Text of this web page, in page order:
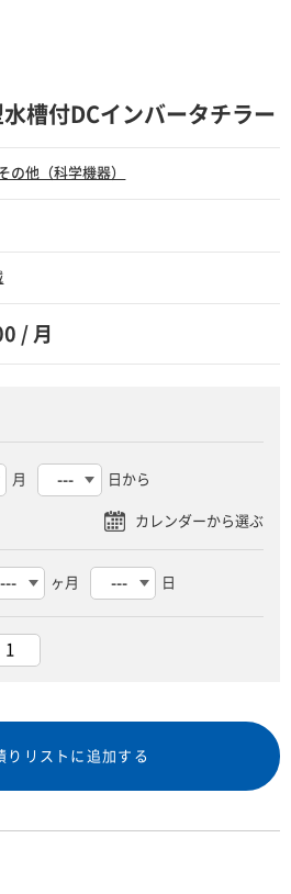
槽付DCインバータチラー
の他（科学機器）
/ 月
月 日から
ヶ月 日
りリストに追加する